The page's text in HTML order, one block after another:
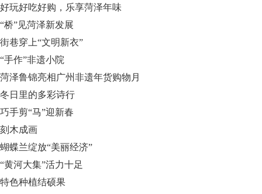
好玩好吃好购，乐享菏泽年味
“桥”见菏泽新发展
街巷穿上“文明新衣”
“手作”非遗小院
菏泽鲁锦亮相广州非遗年货购物月
冬日里的多彩诗行
巧手剪“马”迎新春
刻木成画
蝴蝶兰绽放“美丽经济”
“黄河大集”活力十足
特色种植结硕果